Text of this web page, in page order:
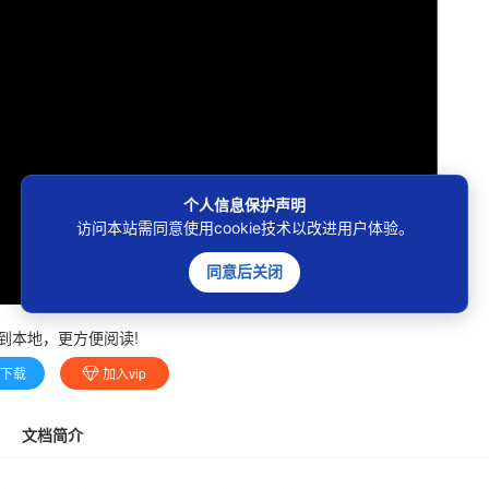
本地，更方便阅读!
载 加入vip
文档简介
个人信息保护声明
访问本站需同意使用cookie技术以改进用户体验。
同意后关闭